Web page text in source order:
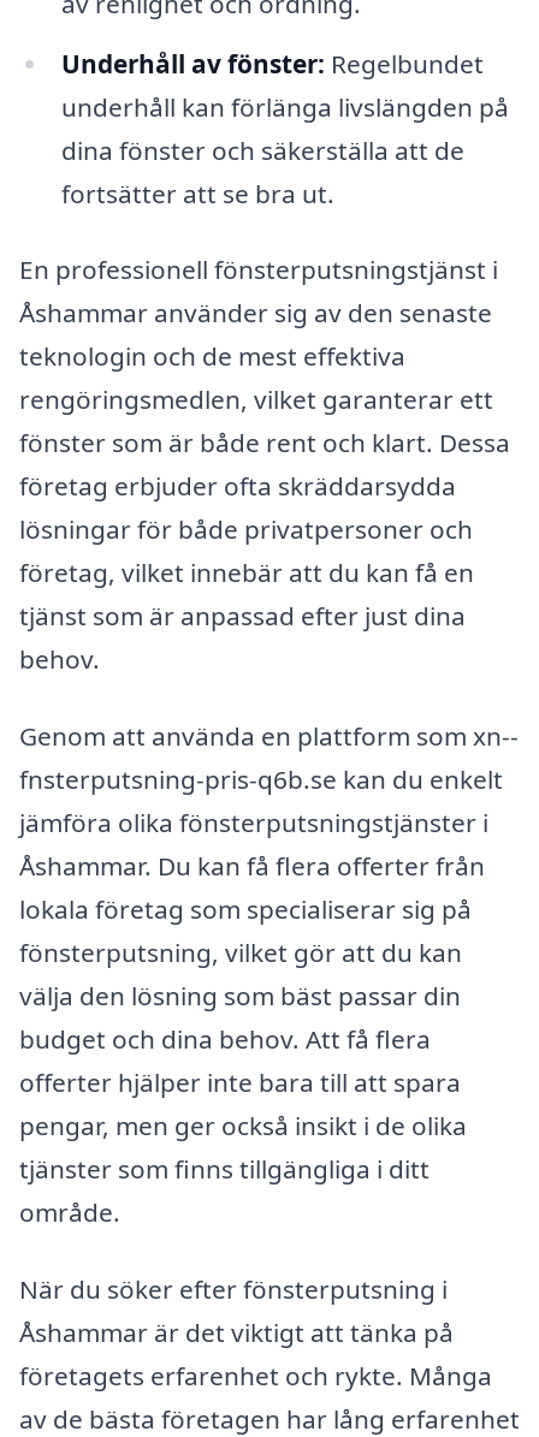
Underhåll av fönster: Regelbundet
underhåll kan förlänga livslängden på
dina fönster och säkerställa att de
fortsätter att se bra ut.
En professionell fönsterputsningstjänst i
Åshammar använder sig av den senaste
teknologin och de mest effektiva
rengöringsmedlen, vilket garanterar ett
fönster som är både rent och klart. Dessa
företag erbjuder ofta skräddarsydda
lösningar för både privatpersoner och
företag, vilket innebär att du kan få en
tjänst som är anpassad efter just dina
behov.
Genom att använda en plattform som xn--
fnsterputsning-pris-q6b.se kan du enkelt
jämföra olika fönsterputsningstjänster i
Åshammar. Du kan få flera offerter från
lokala företag som specialiserar sig på
fönsterputsning, vilket gör att du kan
välja den lösning som bäst passar din
budget och dina behov. Att få flera
offerter hjälper inte bara till att spara
pengar, men ger också insikt i de olika
tjänster som finns tillgängliga i ditt
område.
När du söker efter fönsterputsning i
Åshammar är det viktigt att tänka på
företagets erfarenhet och rykte. Många
av de bästa företagen har lång erfarenhet